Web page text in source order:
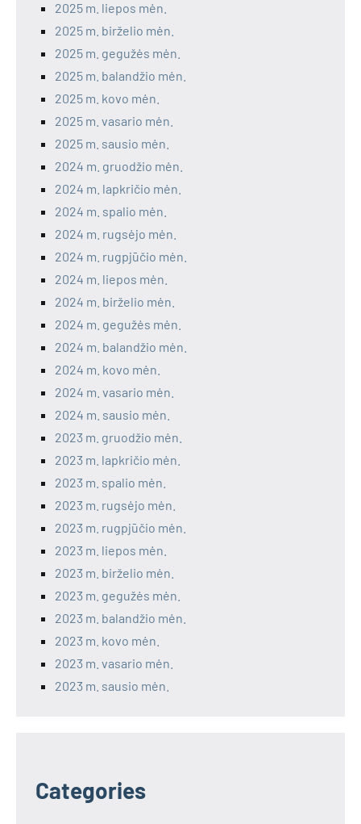
2025 m. liepos mėn.
2025 m. birželio mėn.
2025 m. gegužės mėn.
2025 m. balandžio mėn.
2025 m. kovo mėn.
2025 m. vasario mėn.
2025 m. sausio mėn.
2024 m. gruodžio mėn.
2024 m. lapkričio mėn.
2024 m. spalio mėn.
2024 m. rugsėjo mėn.
2024 m. rugpjūčio mėn.
2024 m. liepos mėn.
2024 m. birželio mėn.
2024 m. gegužės mėn.
2024 m. balandžio mėn.
2024 m. kovo mėn.
2024 m. vasario mėn.
2024 m. sausio mėn.
2023 m. gruodžio mėn.
2023 m. lapkričio mėn.
2023 m. spalio mėn.
2023 m. rugsėjo mėn.
2023 m. rugpjūčio mėn.
2023 m. liepos mėn.
2023 m. birželio mėn.
2023 m. gegužės mėn.
2023 m. balandžio mėn.
2023 m. kovo mėn.
2023 m. vasario mėn.
2023 m. sausio mėn.
Categories